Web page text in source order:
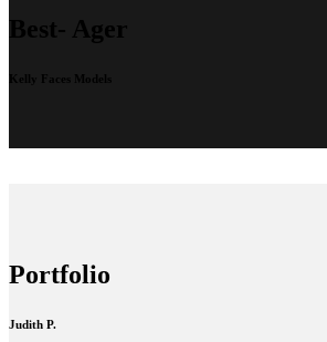
Best- Ager
Kelly Faces Models
Portfolio
Judith P.